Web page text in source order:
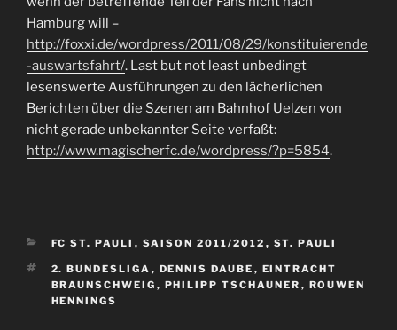
Hamburg will –
http://foxxi.de/wordpress/2011/08/29/konstituierende
-auswartsfahrt/. Last but not least unbedingt
lesenswerte Ausführungen zu den lächerlichen
Berichten über die Szenen am Bahnhof Uelzen von
nicht gerade unbekannter Seite verfaßt:
http://www.magischerfc.de/wordpress/?p=5854.
KATEGORIEN
FC ST. PAULI , SAISON 2011/2012 , ST. PAULI
SCHLAGWÖRTER
2. BUNDESLIGA , DENNIS DAUBE , EINTRACHT
BRAUNSCHWEIG , PHILIPP TSCHAUNER , ROUWEN
HENNINGS